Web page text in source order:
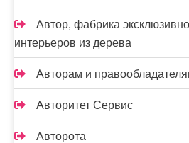
Автор, фабрика
интерьеров из дерева
Авторам и
Авторитет Сервис
Авторота